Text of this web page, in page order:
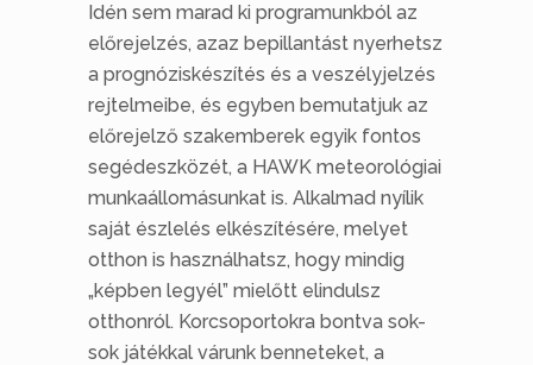
Idén sem marad ki programunkból az
előrejelzés, azaz bepillantást nyerhetsz
a prognóziskészítés és a veszélyjelzés
rejtelmeibe, és egyben bemutatjuk az
előrejelző szakemberek egyik fontos
segédeszközét, a HAWK meteorológiai
munkaállomásunkat is. Alkalmad nyílik
saját észlelés elkészítésére, melyet
otthon is használhatsz, hogy mindig
„képben legyél” mielőtt elindulsz
otthonról. Korcsoportokra bontva sok-
sok játékkal várunk benneteket, a